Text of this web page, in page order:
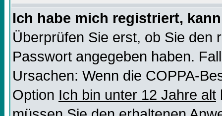
Ich habe mich registriert,
Überprüfen Sie erst, ob Sie den
Passwort angegeben haben.
Ursachen: Wenn die COPPA-
Option Ich bin unter 12 Jahre alt